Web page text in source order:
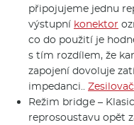
připojujeme jednu
výstupní konektor
co do použití je
s tím rozdílem, že
zapojení dovoluje
impedanci.. Zesilovač
Režim bridge –
reprosoustavu opět